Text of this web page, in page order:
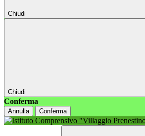
Chiudi
Chiudi
Conferma
Annulla Conferma